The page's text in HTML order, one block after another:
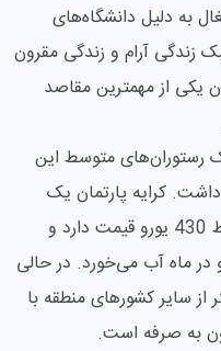
به دلیل دانشگاه‌های
زندگی آرام و زندگی مقرون
یکی از مهمترین مقاصد
رستوران‌های متوسط این
خواهد داشت. کرایه پارتمان یک
خوابه در شهرهای بزرگ به طور متوسط 430 یورو قیمت دارد و
شهری حدود 92 یورو در ماه آب می‌خورد. در حالی
سایر کشورهای منطقه با